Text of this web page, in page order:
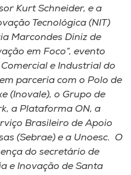
Kurt Schneider, e a
Tecnológica (NIT)
Marcondes Diniz de
em Foco”, evento
e Industrial do
parceria com o Polo de
(Inovale), o Grupo de
a Plataforma ON, a
Brasileiro de Apoio
(Sebrae) e a Unoesc. O
do secretário de
e Inovação de Santa